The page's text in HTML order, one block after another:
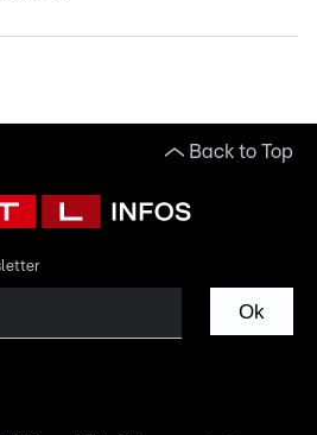
Back to Top
Ok